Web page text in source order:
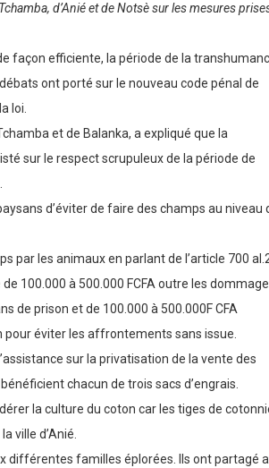
d’Anié et de Notsè sur les mesures
façon efficiente, la période de la
ont porté sur le nouveau code pénal de
loi.
et de Balanka, a expliqué que la
sur le respect scrupuleux de la période de
d’éviter de faire des champs au niveau
par les animaux en parlant de l’article 700
100.000 à 500.000 FCFA outre les
de prison et de 100.000 à 500.000F CFA
pour éviter les affrontements sans issue.
sur la privatisation de la vente des
chacun de trois sacs d’engrais.
la culture du coton car les tiges de
ville d’Anié.
différentes familles éplorées. Ils ont partagé